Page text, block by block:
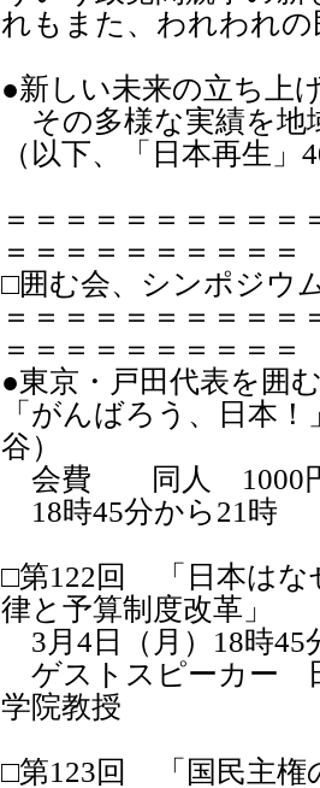
れもまた、われわれ
●新しい未来の立ち上
その多様な実績を地
（以下、「日本再生」
＝＝＝＝＝＝＝＝＝＝
＝＝＝＝＝＝＝＝＝＝
□囲む会、シンポジウ
＝＝＝＝＝＝＝＝＝＝
＝＝＝＝＝＝＝＝＝＝
●東京・戸田代表を囲
「がんばろう、日本
谷）
会費 同人 1000
18時45分から21時
□第122回 「日本はな
律と予算制度改革」
3月4日（月）18時45
ゲストスピーカー
学院教授
□第123回 「国民主権